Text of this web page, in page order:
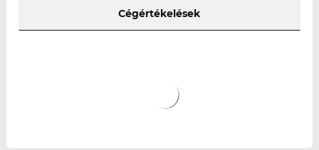
Cégértékelések